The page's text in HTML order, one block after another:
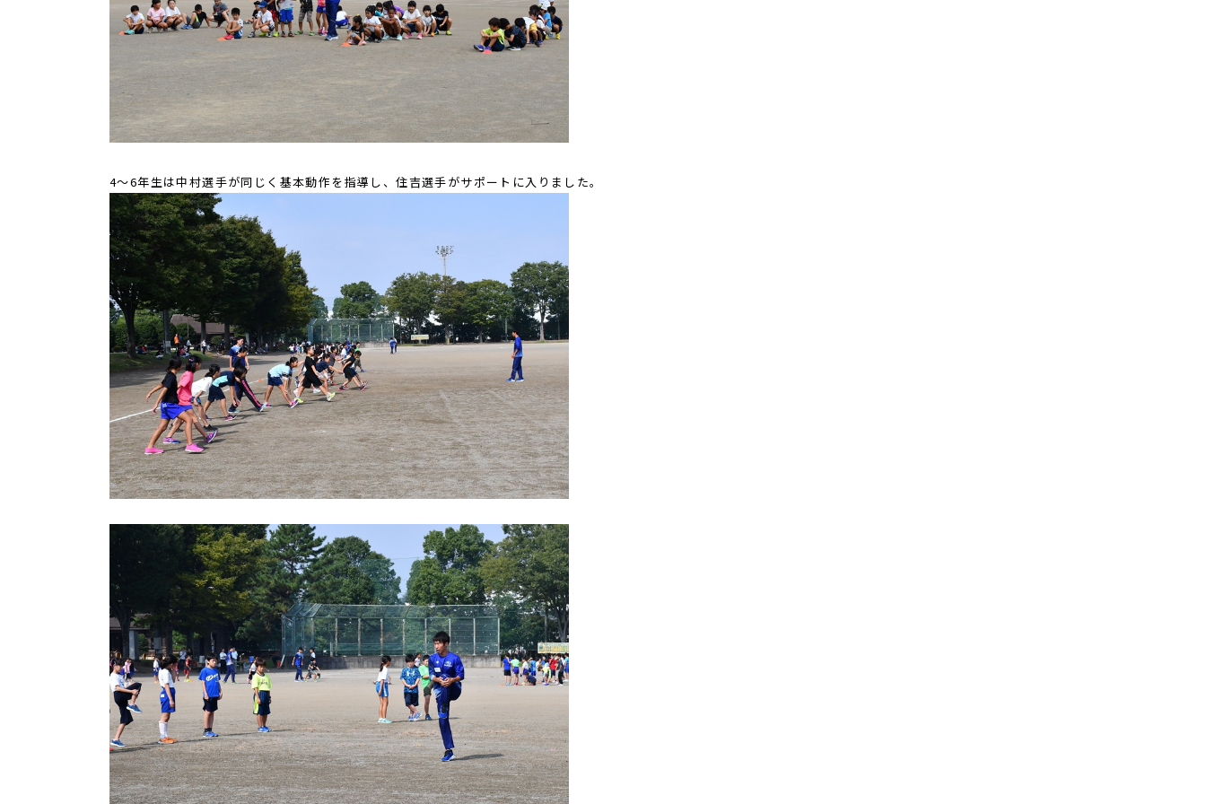
4～6年生は中村選手が同じく基本動作を指導し、住吉選手がサポートに入りました。